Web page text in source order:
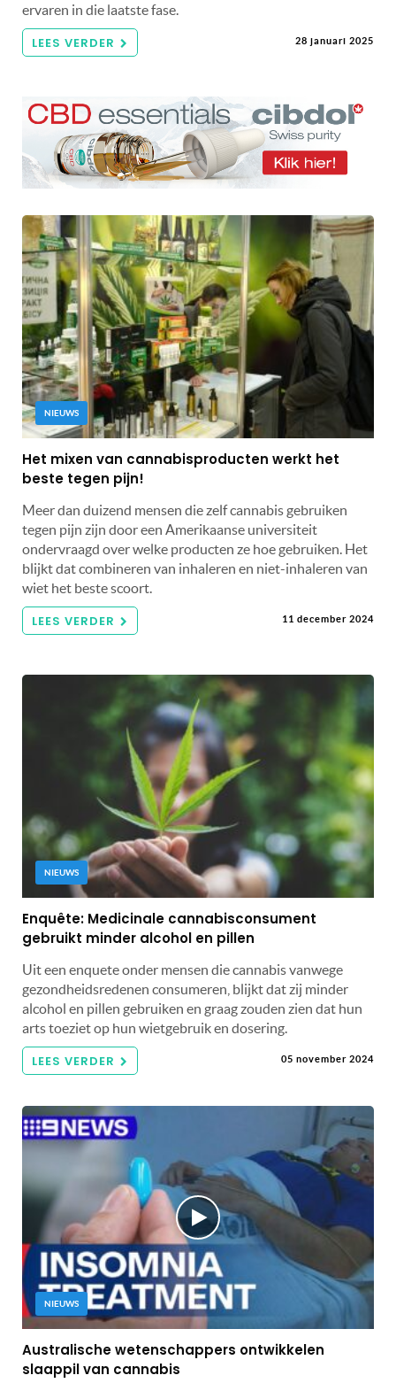
ervaren in die laatste fase.
LEES VERDER 28 januari 2025
NIEUWS
Het mixen van cannabisproducten werkt het
beste tegen pijn!
Meer dan duizend mensen die zelf cannabis gebruiken
tegen pijn zijn door een Amerikaanse universiteit
ondervraagd over welke producten ze hoe gebruiken. Het
blijkt dat combineren van inhaleren en niet-inhaleren van
wiet het beste scoort.
LEES VERDER 11 december 2024
NIEUWS
Enquête: Medicinale cannabisconsument
gebruikt minder alcohol en pillen
Uit een enquete onder mensen die cannabis vanwege
gezondheidsredenen consumeren, blijkt dat zij minder
alcohol en pillen gebruiken en graag zouden zien dat hun
arts toeziet op hun wietgebruik en dosering.
LEES VERDER 05 november 2024
NIEUWS
Australische wetenschappers ontwikkelen
slaappil van cannabis